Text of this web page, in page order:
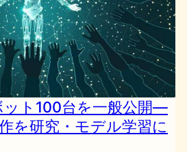
ット100台を一般公開―
を研究・モデル学習に